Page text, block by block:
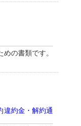
の書類です。
違約金・解約通